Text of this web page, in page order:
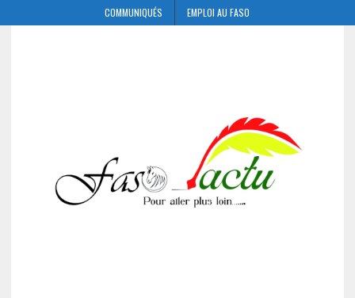
COMMUNIQUÉS EMPLOI AU FASO